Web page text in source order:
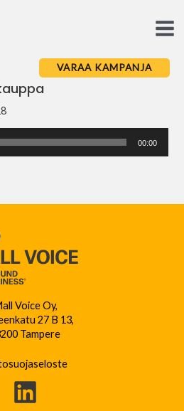
VARAA KAMPANJA
00:00
Voice Oy,
27 B 13,
Tampere